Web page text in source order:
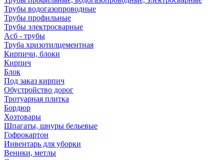
Трубы водогазопроводные
Трубы профильные
Трубы электросварные
Асб - трубы
Труба хризотилцементная
Кирпичи, блоки
Кирпич
Блок
Под заказ кирпич
Обустройство дорог
Тротуарная плитка
Бордюр
Хозтовары
Шпагаты, шнуры бельевые
Гофрокартон
Инвентарь для уборки
Веники, метлы